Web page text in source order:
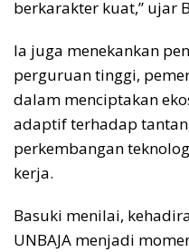
berkarakter kuat,” ujar
Ia juga menekankan
perguruan tinggi,
dalam menciptakan
adaptif terhadap
perkembangan
kerja.
Basuki menilai,
UNBAJA menjadi